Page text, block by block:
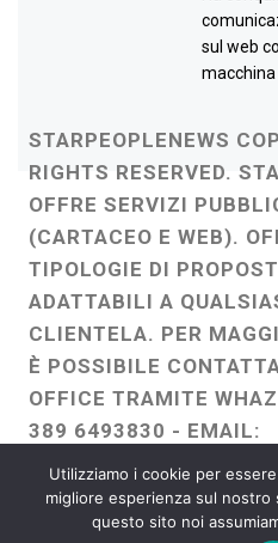
sul web
macchina
STARPEOPLENEWS
RIGHTS RESERVED.
OFFRE SERVIZI
(CARTACEO E WEB).
TIPOLOGIE DI
ADATTABILI A
CLIENTELA. PER
È POSSIBILE
OFFICE TRAMITE
389 6493830 - EMAIL:
WEBMASTER :
FREELANCE
Utilizziamo i cookie per
migliore esperienza sul
questo sito noi